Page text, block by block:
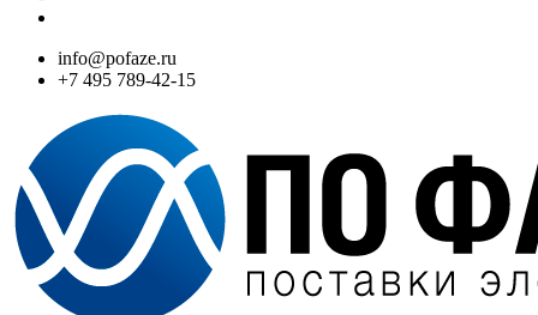
info@pofaze.ru
+7 495 789-42-15